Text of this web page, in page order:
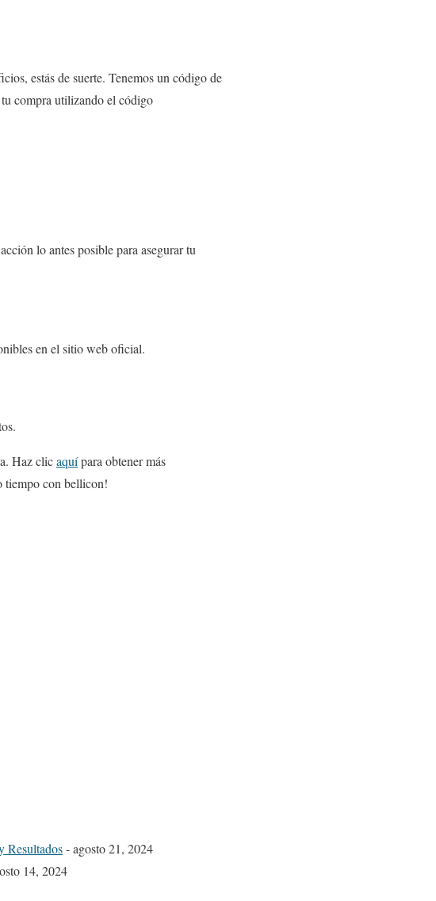
estás de suerte. Tenemos un código de
compra utilizando el código
lo antes posible para asegurar tu
en el sitio web oficial.
Haz clicaquípara obtener más
tiempo con bellicon!
Resultados- agosto 21, 2024
14, 2024